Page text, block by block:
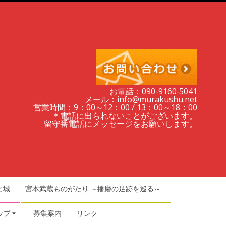
お電話：090-9160‐5041
メール：info@murakushu.net
営業時間：9：00～12：00 / 13：00～18：00
＊電話に出られないことがございます。
留守番電話にメッセージをお願いします。
城 宮本武蔵ものがたり ～播磨の足跡を巡る～
プ 募集案内 リンク